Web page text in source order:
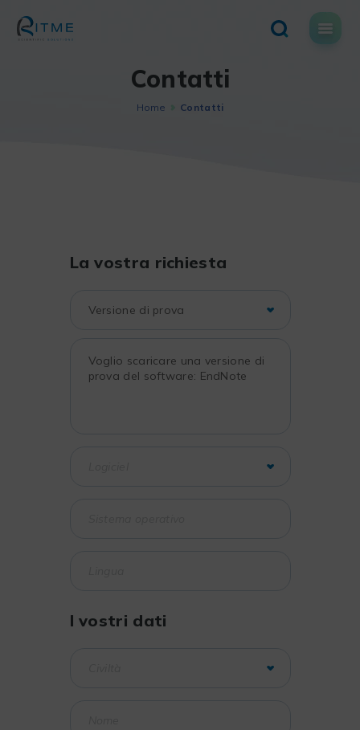
content
Contatti
Home Contatti
La vostra richiesta
I vostri dati